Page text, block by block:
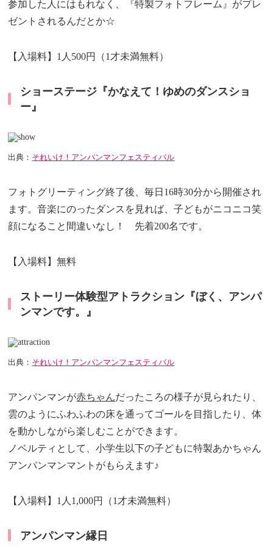
参加した人にはもれなく、『特製フォトフレーム』がプレ
ゼントされるんだとか☆
【入場料】1人500円（1才未満無料）
ショーステージ『かなえて！ゆめのダンスショ
ー』
出典： それいけ！アンパンマンフェスティバル
フォトグリーティング終了後、毎日16時30分から開催され
ます。音楽にのったダンスを見れば、子どもがニコニコ笑
顔になること間違いなし！ 先着200名です。
【入場料】無料
ストーリー体験型アトラクション『ぼく、アンパ
ンマンです。』
出典： それいけ！アンパンマンフェスティバル
アンパンマンが赤ちゃんだったころの様子が見られたり、
雲のようにふわふわの床を通ってゴールを目指したり、体
を動かしながら楽しむことができます。
ノベルティとして、小学生以下の子どもに特製あかちゃん
アンパンマンマントがもらえます♪
【入場料】1人1,000円（1才未満無料）
アンパンマン縁日